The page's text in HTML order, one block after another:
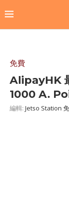
免費
AlipayHK
1000 A.
編輯: Jetso Station